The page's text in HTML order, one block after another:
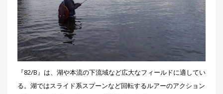
『82/B』は、湖や本流の下流域など広大なフィールドに適してい
る。湖ではスライド系スプーンなど回転するルアーのアクション